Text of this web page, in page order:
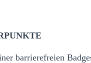
barrierefreien